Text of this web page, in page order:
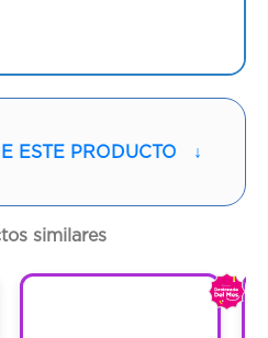
ESTE PRODUCTO ↓
similares